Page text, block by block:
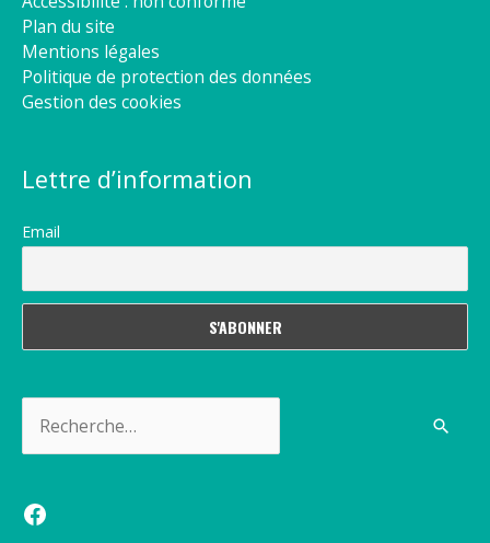
Plan du site
Mentions légales
Politique de protection des données
Gestion des cookies
Lettre d’information
Email
Facebook